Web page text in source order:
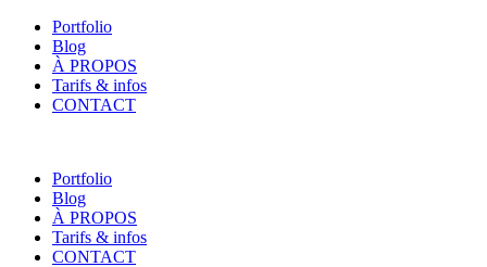
Portfolio
Blog
À PROPOS
Tarifs & infos
CONTACT
Portfolio
Blog
À PROPOS
Tarifs & infos
CONTACT